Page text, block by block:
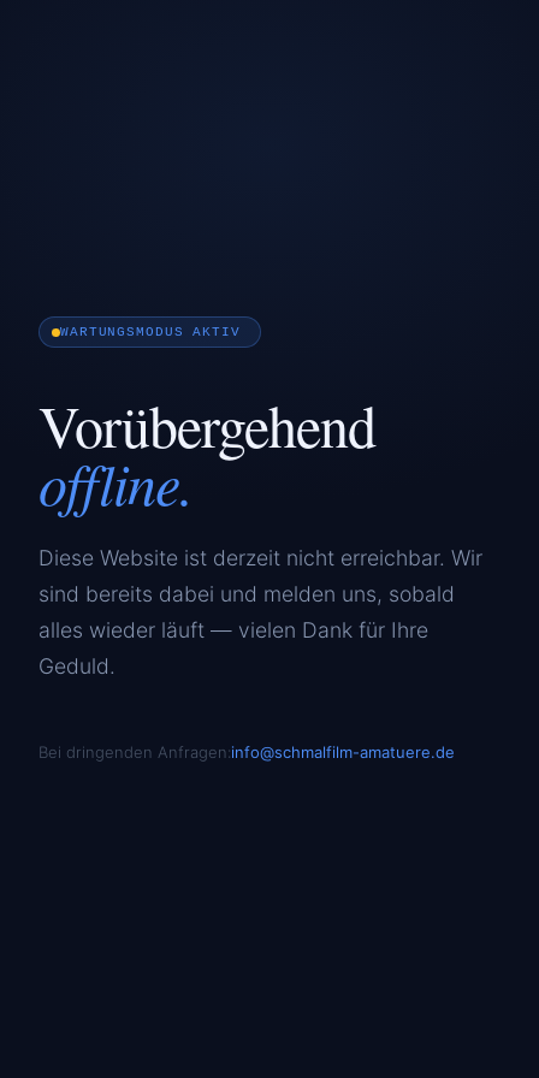
WARTUNGSMODUS AKTIV
Vorübergehend
offline.
Diese Website ist derzeit nicht erreichbar. Wir
sind bereits dabei und melden uns, sobald
alles wieder läuft — vielen Dank für Ihre
Geduld.
Bei dringenden Anfragen:info@schmalfilm-amatuere.de